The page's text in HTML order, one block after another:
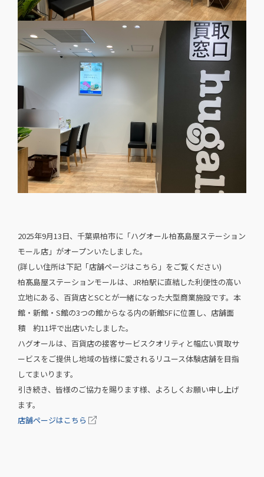
2025年9月13日、千葉県柏市に「ハグオール柏髙島屋ステーション
モール店」がオープンいたしました。
(詳しい住所は下記「店舗ページはこちら」をご覧ください)
柏髙島屋ステーションモールは、JR柏駅に直結した利便性の高い
立地にある、百貨店とSCとが一緒になった大型商業施設です。本
館・新館・S館の3つの館からなる内の新館5Fに位置し、店舗面
積 約11坪で出店いたしました。
ハグオールは、百貨店の接客サービスクオリティと幅広い買取サ
ービスをご提供し地域の皆様に愛されるリユース体験店舗を目指
してまいります。
引き続き、皆様のご協力を賜ります様、よろしくお願い申し上げ
ます。
店舗ページはこちら